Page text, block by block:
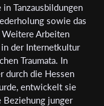
Tanzausbildungen
sowie das
Arbeiten
der Internetkultur
Traumata. In
durch die Hessen
entwickelt sie
junger